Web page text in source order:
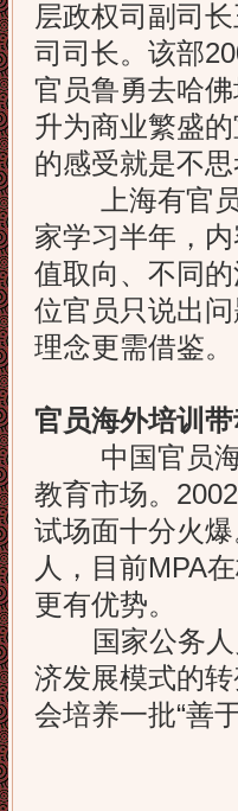
层政权司副司
司司长。该部
官员鲁勇去哈
升为商业繁盛
的感受就是不
上海有官员
家学习半年，
值取向、不同
位官员只说出
理念更需借鉴。
官员海外培训
中国官员海
教育市场。
试场面十分火
人，目前MPA
更有优势。
国家公务人
济发展模式的
会培养一批“善
《服务